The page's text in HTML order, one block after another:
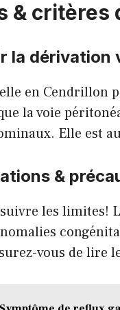
& critères
la dérivation
en Cendrillon
la voie
Elle est
&
les limites!
vous de lire